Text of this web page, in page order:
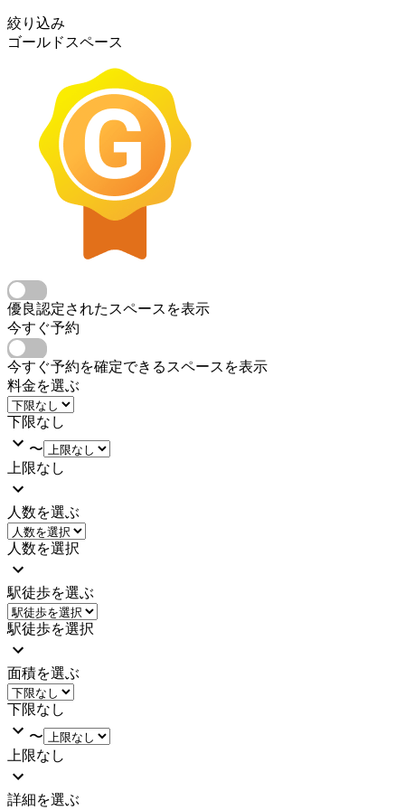
絞り込み
ゴールドスペース
優良認定されたスペースを表示
今すぐ予約
今すぐ予約を確定できるスペースを表示
料金を選ぶ
下限なし
〜
上限なし
人数を選ぶ
人数を選択
駅徒歩を選ぶ
駅徒歩を選択
面積を選ぶ
下限なし
〜
上限なし
詳細を選ぶ